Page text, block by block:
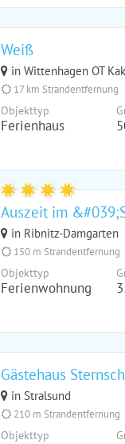
Weiß
in Wittenhagen OT
17 km Strandentfernung
Objekttyp
Ferienhaus
Auszeit im
in Ribnitz-Damgarten
150 m Strandentfernung
Objekttyp
Ferienwohnung
Gästehaus
in Stralsund
210 m Strandentfernung
Objekttyp